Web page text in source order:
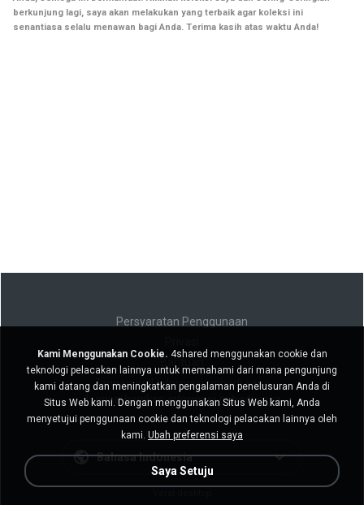
berkunjung lagi, saya akan melakukan yang terbaik agar koleksi ini
senantiasa selalu menawan bagi Anda. Terima kasih atas waktu Anda!
Persyaratan Penggunaan
Jangan jual informasi pribadi saya
Jangan bagikan informasi pribadi saya
Bahasa Indonesia
Kami Menggunakan Cookie. 4shared menggunakan cookie dan
teknologi pelacakan lainnya untuk memahami dari mana pengunjung
kami datang dan meningkatkan pengalaman penelusuran Anda di
Situs Web kami. Dengan menggunakan Situs Web kami, Anda
menyetujui penggunaan cookie dan teknologi pelacakan lainnya oleh
kami. Ubah preferensi saya
Saya Setuju